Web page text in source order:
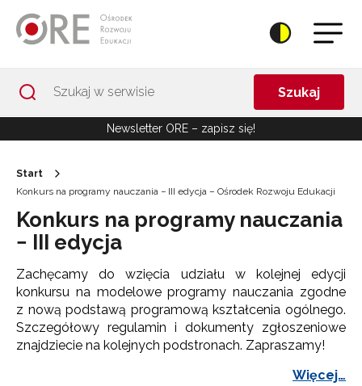
Szukaj
Newsletter ORE – zapisz się!
Start
Konkurs na programy nauczania − III edycja – Ośrodek Rozwoju Edukacji
Konkurs na programy nauczania
− III edycja
Zachęcamy do wzięcia udziału w kolejnej edycji
konkursu na modelowe programy nauczania zgodne
z nową podstawą programową kształcenia ogólnego.
Szczegółowy regulamin i dokumenty zgłoszeniowe
znajdziecie na kolejnych podstronach. Zapraszamy!
Więcej…